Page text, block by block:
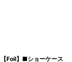
【Foil】■ショーケース